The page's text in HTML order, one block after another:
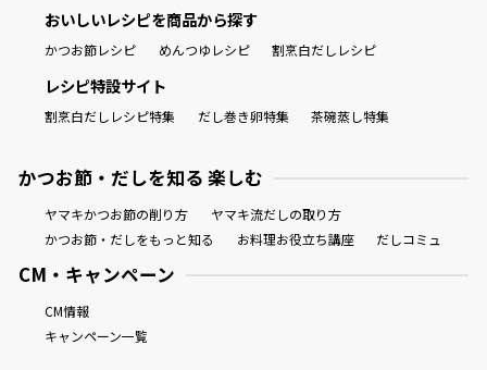
おいしいレシピを商品から探す
かつお節レシピ めんつゆレシピ 割烹白だしレシピ
レシピ特設サイト
割烹白だしレシピ特集 だし巻き卵特集 茶碗蒸し特集
かつお節・だしを知る 楽しむ
ヤマキかつお節の削り方
ヤマキ流だしの取り方
かつお節・だしをもっと知る
お料理お役立ち講座 だしコミュ
CM・キャンペーン
CM情報
キャンペーン一覧